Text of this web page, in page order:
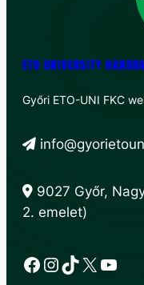
ETO UNIVERSITY
Győri ETO-UNI FKC
9027 Győr,
2. emelet)
Facebook
Instagram
TikTok
X